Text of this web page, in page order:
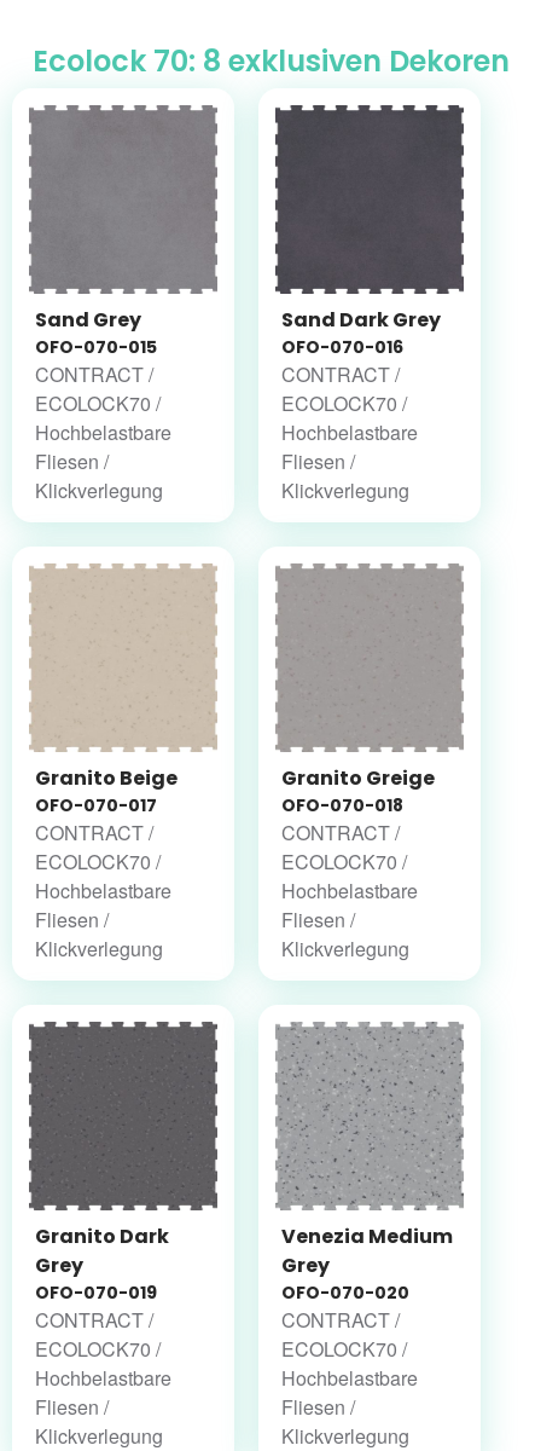
Ecolock 70: 8 exklusiven Dekoren
Sand Grey
OFO-070-015
CONTRACT /
ECOLOCK70 /
Hochbelastbare
Fliesen /
Klickverlegung
Sand Dark Grey
OFO-070-016
CONTRACT /
ECOLOCK70 /
Hochbelastbare
Fliesen /
Klickverlegung
Granito Beige
OFO-070-017
CONTRACT /
ECOLOCK70 /
Hochbelastbare
Fliesen /
Klickverlegung
Granito Greige
OFO-070-018
CONTRACT /
ECOLOCK70 /
Hochbelastbare
Fliesen /
Klickverlegung
Granito Dark
Grey
OFO-070-019
CONTRACT /
ECOLOCK70 /
Hochbelastbare
Fliesen /
Klickverlegung
Venezia Medium
Grey
OFO-070-020
CONTRACT /
ECOLOCK70 /
Hochbelastbare
Fliesen /
Klickverlegung